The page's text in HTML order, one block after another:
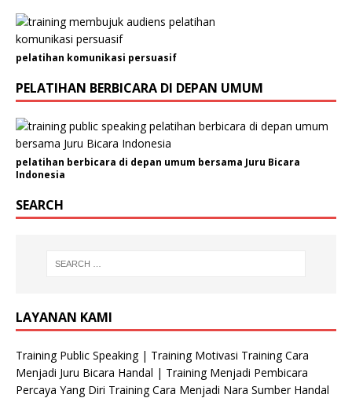
l
a
m
t
pelatihan komunikasi persuasif
PELATIHAN BERBICARA DI DEPAN UMUM
pelatihan berbicara di depan umum bersama Juru Bicara
Indonesia
SEARCH
LAYANAN KAMI
Training Public Speaking | Training Motivasi Training Cara
Menjadi Juru Bicara Handal | Training Menjadi Pembicara
Percaya Yang Diri Training Cara Menjadi Nara Sumber Handal